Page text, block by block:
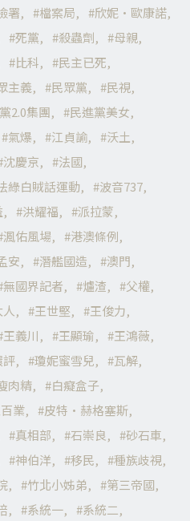
署 檔案局
欣妮·歐康諾
死黨 殺蟲劑
母親
比科
民主已死
主義 民眾黨
民視
2.0集團
民進黨美女
氣爆 江貞諭
沃土
沈慶京
法國
綠白賊話運動
波音737
洪耀福
派拉蒙
渢佑風場
港澳條例
安 潛艦國造
澳門
無國界記者 爐渣
父權
王世堅
王俊力
王義川 王顯瑜
王鴻薇
評 瓊妮蜜雪兒
瓦解
肉精
白癡盒子
業
皮特·赫格塞斯
真相部 石崇良
砂石車
神伯洋 移民
種族歧視
竹北小姊弟
第三帝國
系統一
系統二